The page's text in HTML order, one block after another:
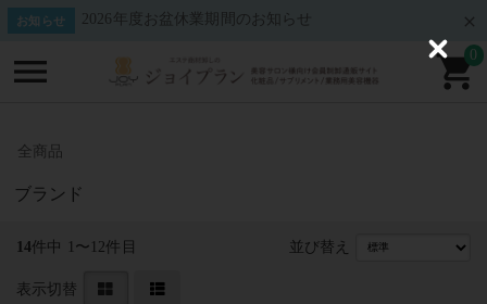
お知らせ 2026年度お盆休業期間のお知らせ
0
全商品
ブランド
14件中 1〜12件目 並び替え
表示切替
C